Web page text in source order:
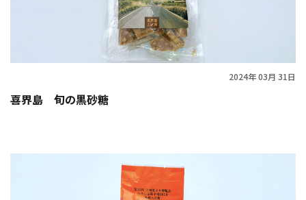
2024年 03月 31日
喜界島 旬の黒砂糖